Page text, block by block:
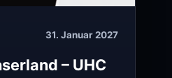
31. Januar 2027
– UHC